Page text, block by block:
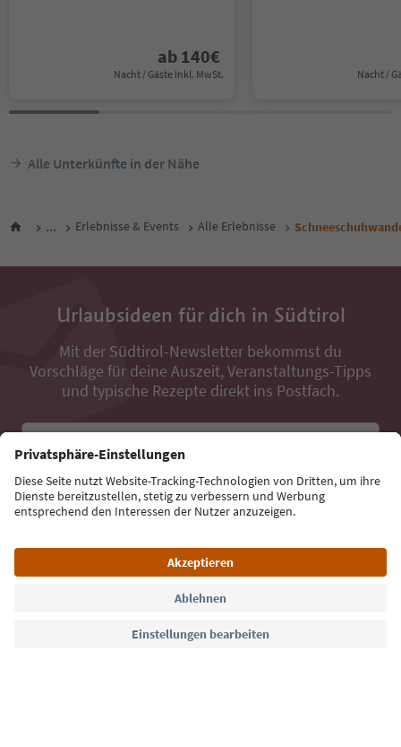
ab 140€
Nacht / Gäste Inkl. MwSt. Nacht /
Alle Unterkünfte in der Nähe
... Erlebnisse & Events Alle Erlebnisse
Urlaubsideen für dich in Südtirol
Mit der Südtirol-Newsletter bekommst du
Vorschläge für deine Auszeit, Veranstaltungs-Tipps
und typische Rezepte direkt ins Postfach.
Jetzt anmelden